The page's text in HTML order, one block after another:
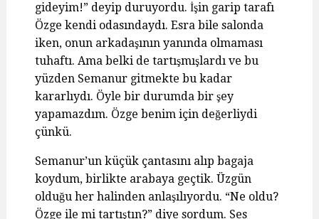
gideyim!” deyip duruyordu. İşin garip tarafı
Özge kendi odasındaydı. Esra bile salonda
iken, onun arkadaşının yanında olmaması
tuhaftı. Ama belki de tartışmışlardı ve bu
yüzden Semanur gitmekte bu kadar
kararlıydı. Öyle bir durumda bir şey
yapamazdım. Özge benim için değerliydi
çünkü.
Semanur’un küçük çantasını alıp bagaja
koydum, birlikte arabaya geçtik. Üzgün
olduğu her halinden anlaşılıyordu. “Ne oldu?
Özge ile mi tartıştın?” diye sordum. Ses